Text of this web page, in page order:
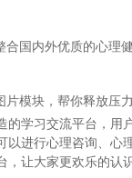
国内外优质的心理
模块，帮你释放压
的学习交流平台，用
进行心理咨询、心
让大家更欢乐的认